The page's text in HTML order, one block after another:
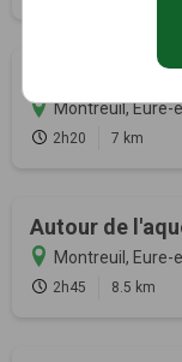
Montreuil, Eure-
2h20 7 km
Autour de
Montreuil, Eure-
2h45 8.5 km